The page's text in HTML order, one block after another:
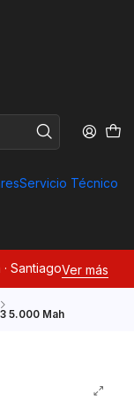
Servicio Técnico
SantiagoVer más
5.000 Mah